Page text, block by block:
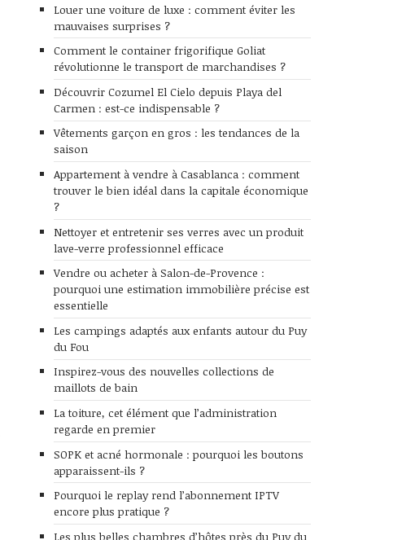
Louer une voiture de luxe : comment éviter les
mauvaises surprises ?
Comment le container frigorifique Goliat
révolutionne le transport de marchandises ?
Découvrir Cozumel El Cielo depuis Playa del
Carmen : est-ce indispensable ?
Vêtements garçon en gros : les tendances de la
saison
Appartement à vendre à Casablanca : comment
trouver le bien idéal dans la capitale économique
?
Nettoyer et entretenir ses verres avec un produit
lave-verre professionnel efficace
Vendre ou acheter à Salon-de-Provence :
pourquoi une estimation immobilière précise est
essentielle
Les campings adaptés aux enfants autour du Puy
du Fou
Inspirez-vous des nouvelles collections de
maillots de bain
La toiture, cet élément que l’administration
regarde en premier
SOPK et acné hormonale : pourquoi les boutons
apparaissent-ils ?
Pourquoi le replay rend l’abonnement IPTV
encore plus pratique ?
Les plus belles chambres d’hôtes près du Puy du